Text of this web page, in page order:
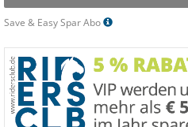
Save & Easy Spar Abo